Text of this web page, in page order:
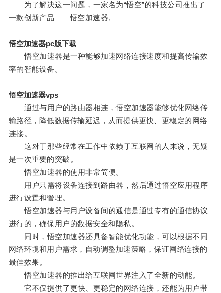
为了解决这一问题，一家名为“悟空”的科技公司推出了
一款创新产品——悟空加速器。
悟空加速器pc版下载
悟空加速器是一种能够加速网络连接速度和提高传输效
率的智能设备。
悟空加速器vps
通过与用户的路由器相连，悟空加速器能够优化网络传
输路径，降低数据传输延迟，从而提供更快、更稳定的网络
连接。
这对于那些经常在工作中依赖于互联网的人来说，无疑
是一次重要的突破。
悟空加速器的使用非常简便。
用户只需将设备连接到路由器，然后通过悟空应用程序
进行设置和管理。
悟空加速器与用户设备间的通信是通过专有的通信协议
进行的，确保用户的数据安全和隐私。
同时，悟空加速器还具备智能优化功能，可以根据不同
网络环境和用户需求，自动调整加速策略，保证网络连接的
最佳效果。
悟空加速器的推出给互联网世界注入了全新的动能。
它不仅提供了更快、更稳定的网络连接，还能为用户带